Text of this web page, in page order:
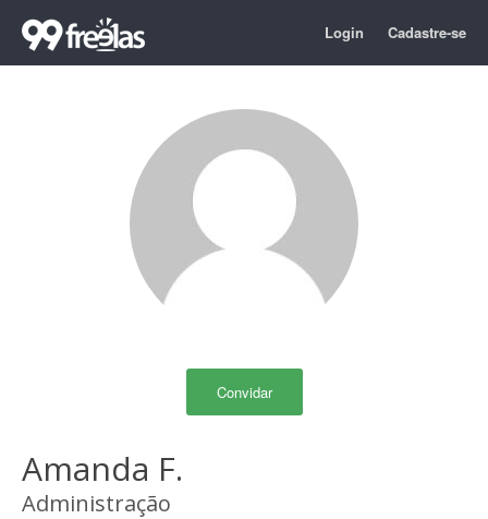
Login Cadastre-se
Convidar
Amanda F.
Administração